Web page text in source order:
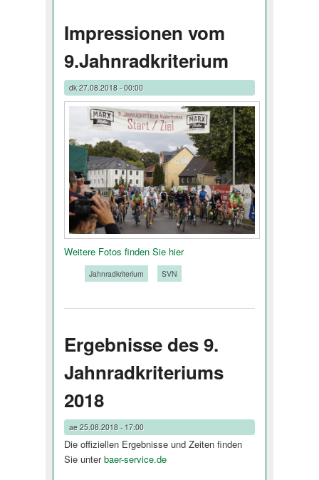
Impressionen vom
9.Jahnradkriterium
dk27.08.2018 - 00:00
Weitere Fotos finden Sie hier
Jahnradkriterium SVN
Ergebnisse des 9.
Jahnradkriteriums
2018
ae25.08.2018 - 17:00
Die offiziellen Ergebnisse und Zeiten finden
Sie unterbaer-service.de